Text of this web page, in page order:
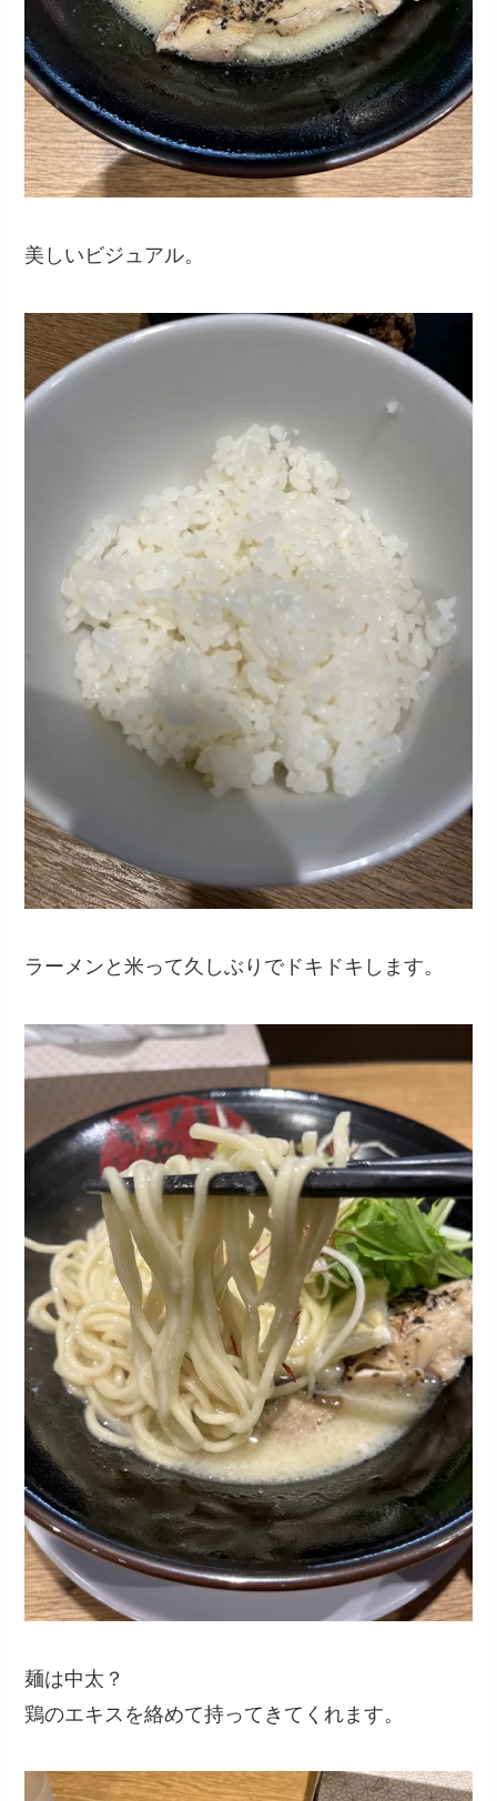
美しいビジュアル。
ラーメンと米って久しぶりでドキドキします。
麺は中太？
鶏のエキスを絡めて持ってきてくれます。